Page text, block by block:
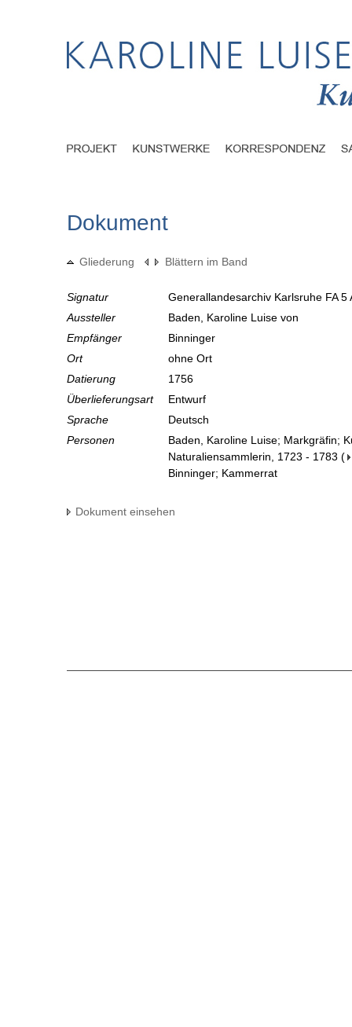
Dokument
Gliederung Blättern im Band
Signatur
Generallandesarchiv Karlsruhe FA
Aussteller
Baden, Karoline Luise von
Empfänger
Binninger
Ort
ohne Ort
Datierung
1756
Überlieferungsart
Entwurf
Sprache
Deutsch
Personen
Baden, Karoline Luise; Markgräfin;
Naturaliensammlerin, 1723 - 1783 (
Binninger; Kammerrat
Dokument einsehen